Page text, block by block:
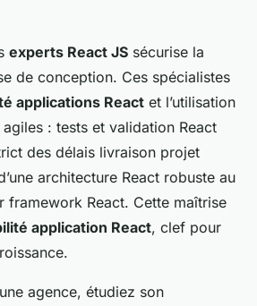
experts React JS sécurise la
de conception. Ces spécialistes
applications React et l’utilisation
: tests et validation React
des délais livraison projet
architecture React robuste au
framework React. Cette maîtrise
application React, clef pour
agence, étudiez son